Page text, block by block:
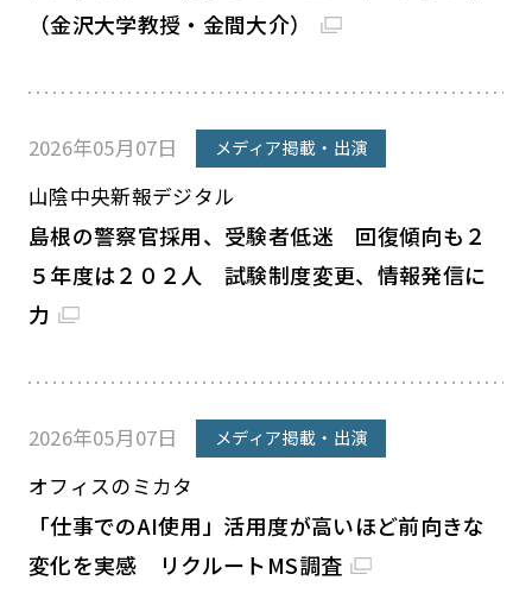
（金沢大学教授・金間大介）
2026年05月07日 メディア掲載・出演
山陰中央新報デジタル
島根の警察官採用、受験者低迷 回復傾向も２
５年度は２０２人 試験制度変更、情報発信に
力
2026年05月07日 メディア掲載・出演
オフィスのミカタ
「仕事でのAI使用」活用度が高いほど前向きな
変化を実感 リクルートMS調査